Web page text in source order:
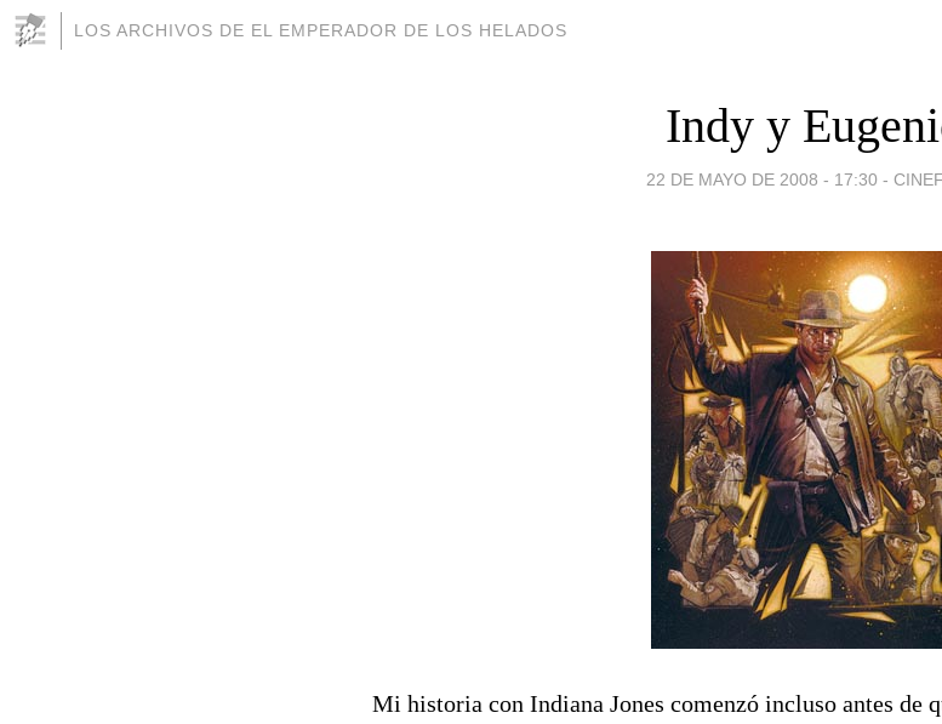
LOS ARCHIVOS DE EL EMPERADOR DE LOS HELADOS
Indy y
22 DE MAYO DE 2008 - 17:30 -
Mi historia con Indiana Jones comenzó incluso antes de